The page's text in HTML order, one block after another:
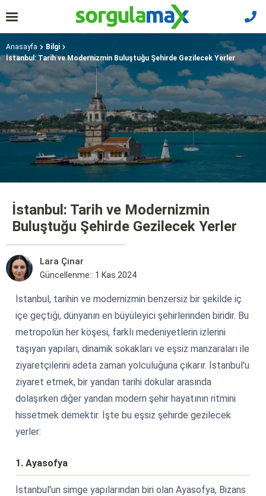
Anasayfa
Bilgi
İstanbul: Tarih ve Modernizmin Buluştuğu Şehirde Gezilecek Yerler
İstanbul: Tarih ve Modernizmin
Buluştuğu Şehirde Gezilecek Yerler
Lara Çınar
Güncellenme:: 1 Kas 2024
İstanbul, tarihin ve modernizmin benzersiz bir şekilde iç
içe geçtiği, dünyanın en büyüleyici şehirlerinden biridir. Bu
metropolün her köşesi, farklı medeniyetlerin izlerini
taşıyan yapıları, dinamik sokakları ve eşsiz manzaraları ile
ziyaretçilerini adeta zaman yolculuğuna çıkarır. İstanbul'u
ziyaret etmek, bir yandan tarihi dokular arasında
dolaşırken diğer yandan modern şehir hayatının ritmini
hissetmek demektir. İşte bu eşsiz şehirde gezilecek
yerler:
1. Ayasofya
İstanbul'un simge yapılarından biri olan Ayasofya, Bizans